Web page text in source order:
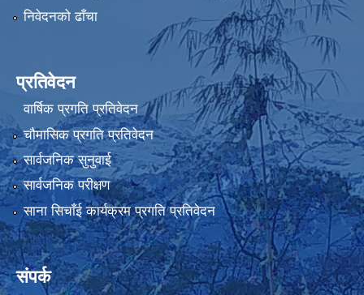
निवेदनको ढाँचा
प्रतिवेदन
वार्षिक प्रगति प्रतिवेदन
चौमासिक प्रगति प्रतिवेदन
सार्वजनिक सुनुवाई
सार्वजनिक परीक्षण
साना सिचाँई कार्यक्रम प्रगति प्रतिवेदन
संपर्क